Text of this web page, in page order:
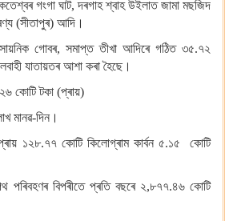
গংগা ঘাট, দৰগাহ শ্বাহ উইলাত জামা মছজিদ
(সীতাপুৰ) আদি।
গোবৰ, সমাপ্ত তীখা আদিৰে গঠিত ৩৫.৭২
যাতায়তৰ আশা কৰা হৈছে।
কোটি টকা (প্ৰায়)
মানৱ-দিন।
প্ৰায় ১২৮.৭৭ কোটি কিলোগ্ৰাম কাৰ্বন ৫.১৫ কোটি
পৰিবহণৰ বিপৰীতে প্ৰতি বছৰে ২,৮৭৭.৪৬ কোটি